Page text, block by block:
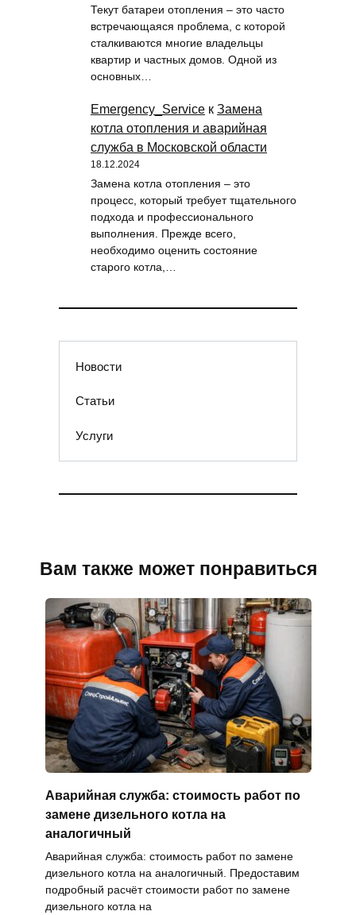
Текут батареи отопления – это часто
встречающаяся проблема, с которой
сталкиваются многие владельцы
квартир и частных домов. Одной из
основных…
Emergency_Service к Замена
котла отопления и аварийная
служба в Московской области
18.12.2024
Замена котла отопления – это
процесс, который требует тщательного
подхода и профессионального
выполнения. Прежде всего,
необходимо оценить состояние
старого котла,…
Новости
Статьи
Услуги
Вам также может понравиться
Аварийная служба: стоимость работ по
замене дизельного котла на
аналогичный
Аварийная служба: стоимость работ по замене
дизельного котла на аналогичный. Предоставим
подробный расчёт стоимости работ по замене
дизельного котла на